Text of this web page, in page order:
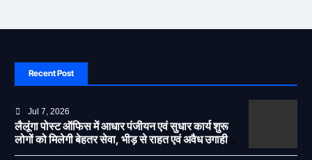
Recent Post
Jul 7, 2026
लैलूंगा पोस्ट ऑफिस में आधार पंजीयन एवं सुधार कार्य शुरू
लोगों को मिलेगी बेहतर सेवा, भीड़ से राहत एवं अवैध उगाही
पर लगेगी रोक